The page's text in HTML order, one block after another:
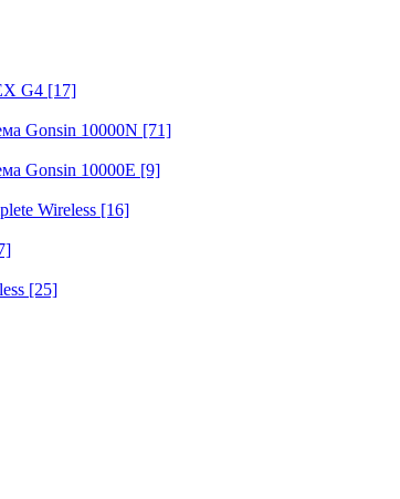
G4 [17]
Gonsin 10000N [71]
Gonsin 10000E [9]
Wireless [16]
[25]